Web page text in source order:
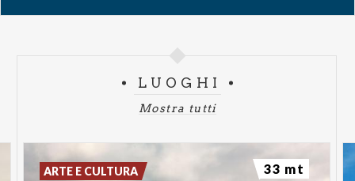
LUOGHI
Mostra tutti
ARTE E CULTURA 33 mt